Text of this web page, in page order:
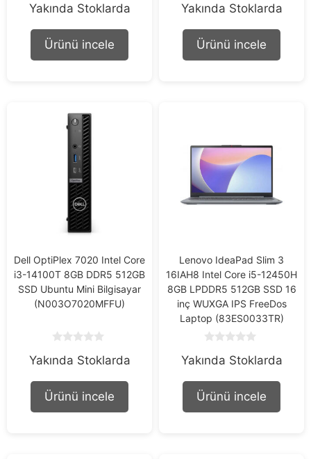
o
t
f
Yakında Stoklarda
Ürünü incele
o
t
f
Yakında Stoklarda
Ürünü incele
Dell OptiPlex 7020 Intel Core
i3-14100T 8GB DDR5 512GB
SSD Ubuntu Mini Bilgisayar
(N003O7020MFFU)
o
t
f
Yakında Stoklarda
Ürünü incele
Lenovo IdeaPad Slim 3
16IAH8 Intel Core i5-12450H
8GB LPDDR5 512GB SSD 16
inç WUXGA IPS FreeDos
Laptop (83ES0033TR)
o
t
f
Yakında Stoklarda
Ürünü incele